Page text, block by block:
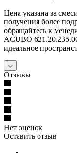
Цена указана за
получения более
обращайтесь к
ACUBO
идеальное
Отзывы
Нет оценок
Оставить отзыв